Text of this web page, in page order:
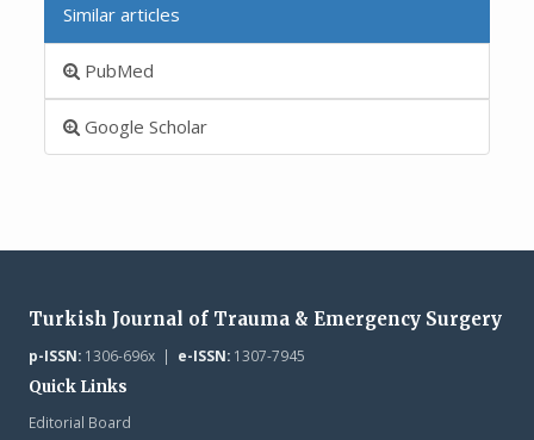
Similar articles
PubMed
Google Scholar
Turkish Journal of Trauma & Emergency Surgery
p-ISSN:1306-696x | e-ISSN:1307-7945
Quick Links
Editorial Board